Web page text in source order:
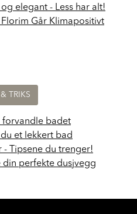
elegant - Less har alt!
Går Klimapositivt
& TRIKS
forvandle badet
et lekkert bad
Tipsene du trenger!
din perfekte dusjvegg